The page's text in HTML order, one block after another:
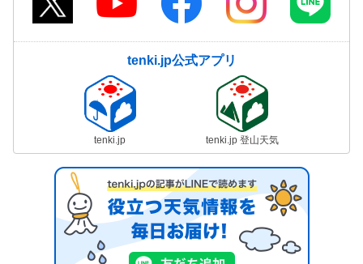
tenki.jp公式アプリ
tenki.jp tenki.jp 登山天気